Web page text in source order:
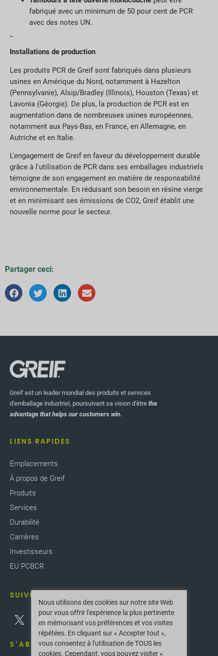
fabriqué avec un minimum de 50 pour cent de PCR
avec des notes UN.
Installations de production
Les produits PCR de Greif sont fabriqués dans plusieurs
usines en Amérique du Nord, notamment à Hazelton
(Pennsylvanie), Alsip/Bradley (Illinois), Houston (Texas) et
Lavonia (Géorgie). De plus, la production de PCR est en
augmentation dans de nombreuses usines européennes,
notamment aux Pays-Bas, en France, en Allemagne, en
Autriche et en Italie.
L'engagement de Greif en faveur du développement durable
grâce à l'utilisation de PCR dans ses emballages industriels
témoigne de son engagement en matière de responsabilité
environnementale. En réduisant son besoin en résine vierge
et en minimisant ses émissions de CO2, Greif établit une
nouvelle norme pour le secteur.
Partager ceci:
Greif est un leader mondial des produits et services
d'emballage industriel, poursuivant sa vision d'être the
advantage that helps our customers win.
LIENS RAPIDES
Emplacements
À propos de Greif
Produits
Services
Durabilité
Carrières
Investisseurs
EU PCBCR
SUIVEZ-NOUS
S'ABONNER
Nous utilisons des cookies sur notre site Web
pour vous offrir l'expérience la plus pertinente
en mémorisant vos préférences et vos visites
répétées. En cliquant sur « Accepter tout »,
vous consentez à l'utilisation de TOUS les
cookies. Cependant, vous pouvez visiter «